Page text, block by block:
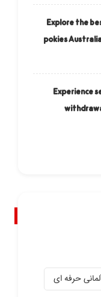
Explore the
pokies
Experience
حرفه ای